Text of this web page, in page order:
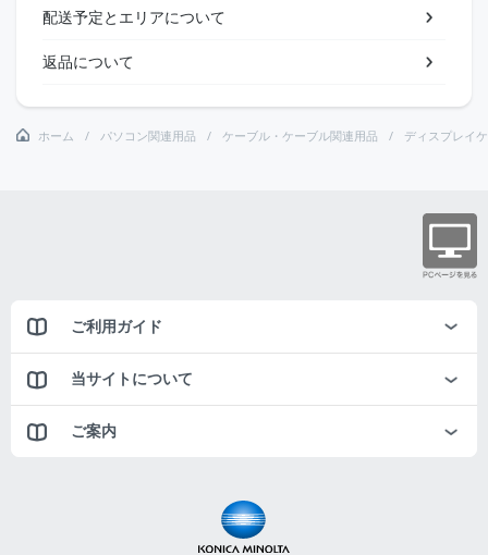
配送予定とエリアについて
返品について
ホーム パソコン関連用品 ケーブル・ケーブル関連用品 ディスプレイ
ご利用ガイド
当サイトについて
ご案内